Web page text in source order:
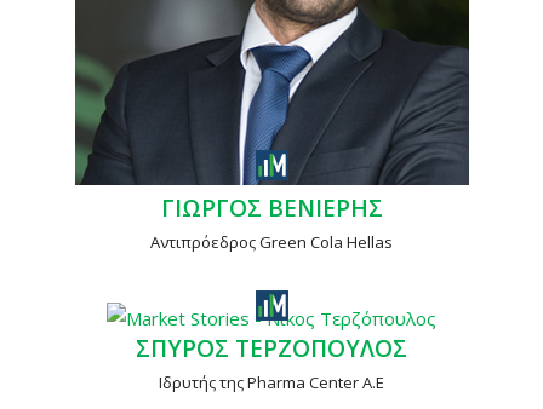
ΓΙΩΡΓΟΣ ΒΕΝΙΕΡΗΣ
Αντιπρόεδρος Green Cola Hellas
ΣΠΥΡΟΣ ΤΕΡΖΟΠΟΥΛΟΣ
Ιδρυτής της Pharma Center Α.Ε